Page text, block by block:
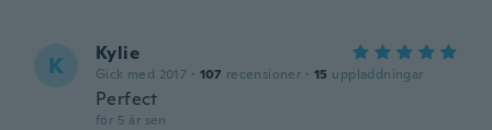
K Kylie
Gick med 2017 · 107 recensioner · 15 uppladdningar
Perfect
för 5 år sen